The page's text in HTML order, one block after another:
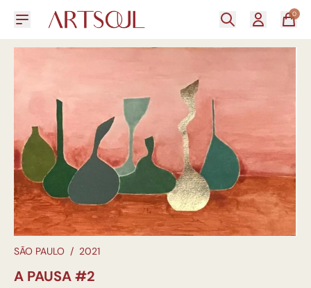
0
SÃO PAULO / 2021
A PAUSA #2